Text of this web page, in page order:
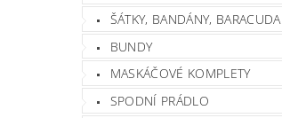
ŠÁTKY, BANDÁNY, BARACUDA
BUNDY
MASKÁČOVÉ KOMPLETY
SPODNÍ PRÁDLO